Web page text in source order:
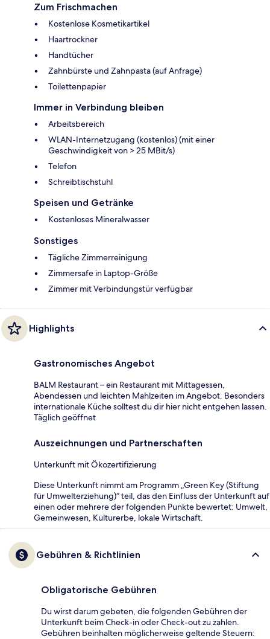
Zum Frischmachen
Kostenlose Kosmetikartikel
Haartrockner
Handtücher
Zahnbürste und Zahnpasta (auf Anfrage)
Toilettenpapier
Immer in Verbindung bleiben
Arbeitsbereich
WLAN-Internetzugang (kostenlos) (mit einer
Geschwindigkeit von > 25 MBit/s)
Telefon
Schreibtischstuhl
Speisen und Getränke
Kostenloses Mineralwasser
Sonstiges
Tägliche Zimmerreinigung
Zimmersafe in Laptop-Größe
Zimmer mit Verbindungstür verfügbar
Highlights
Gastronomisches Angebot
BALM Restaurant – ein Restaurant mit Mittagessen,
Abendessen und leichten Mahlzeiten im Angebot. Besonders
internationale Küche solltest du dir hier nicht entgehen lassen.
Täglich geöffnet
Auszeichnungen und Partnerschaften
Unterkunft mit Ökozertifizierung
Diese Unterkunft nimmt am Programm „Green Key (Stiftung
für Umwelterziehung)“ teil, das den Einfluss der Unterkunft auf
einen oder mehrere der folgenden Punkte bewertet: Umwelt,
Gemeinwesen, Kulturerbe, lokale Wirtschaft.
Gebühren & Richtlinien
Obligatorische Gebühren
Du wirst darum gebeten, die folgenden Gebühren der
Unterkunft beim Check-in oder Check-out zu zahlen.
Gebühren beinhalten möglicherweise geltende Steuern: